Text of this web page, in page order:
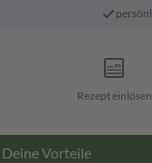
Rezept einlösen
Deine Vorteile